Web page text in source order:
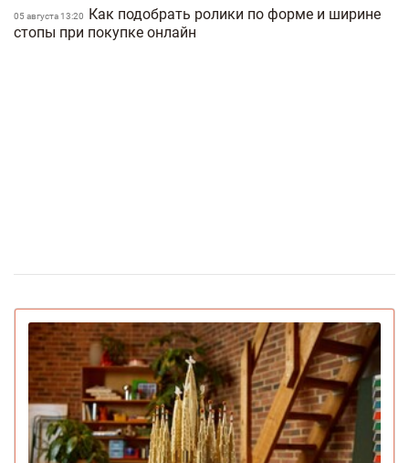
25 февраля 17:25 Ученые открыли мутацию гена, который
снижает желание курить
15 умирающих профессий, которым грозит
16 декабря 16:22 Pantone назвал главный цвет 2026 года:
символизирует спокойствие (видео)
10 декабря 17:33
Pornhub подвел итоги года: Украина в
топ-20 по просмотрам
04 декабря 15:38 YouTube объявил итоги 2025 года: лучший
блогер, подкаст, самая популярная тема и музыка
05 августа 13:20
Как подобрать ролики по форме и ширине
стопы при покупке онлайн